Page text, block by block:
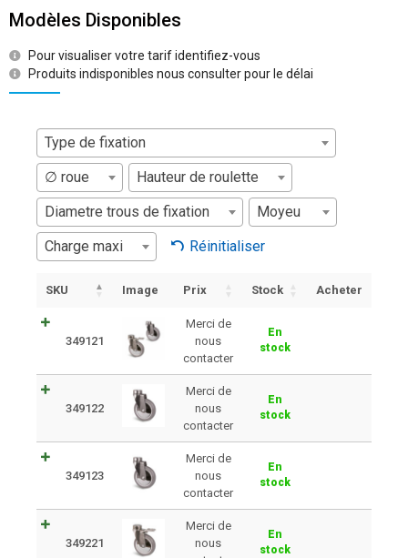
Modèles Disponibles
Pour visualiser votre tarif identifiez-vous
Produits indisponibles nous consulter pour le délai
Type de fixation
∅ roue
Hauteur de roulette
Diametre trous de fixation
Moyeu
Charge maxi
Réinitialiser
SKU Image Prix Stock Acheter
349121
Merci de
nous
contacter
En
stock
349122
Merci de
nous
contacter
En
stock
349123
Merci de
nous
contacter
En
stock
349221
Merci de
nous
En
stock